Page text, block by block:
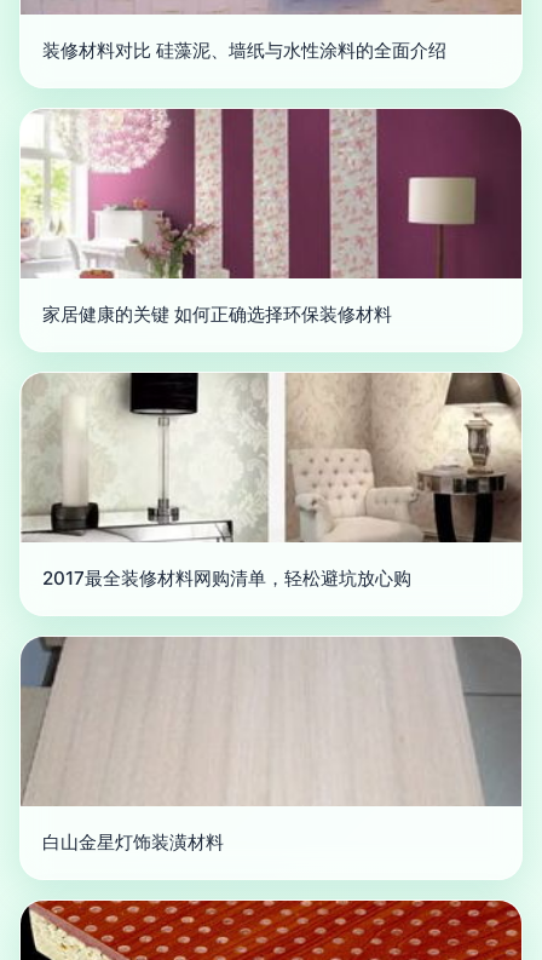
装修材料对比 硅藻泥、墙纸与水性涂料的全面介绍
家居健康的关键 如何正确选择环保装修材料
2017最全装修材料网购清单，轻松避坑放心购
白山金星灯饰装潢材料